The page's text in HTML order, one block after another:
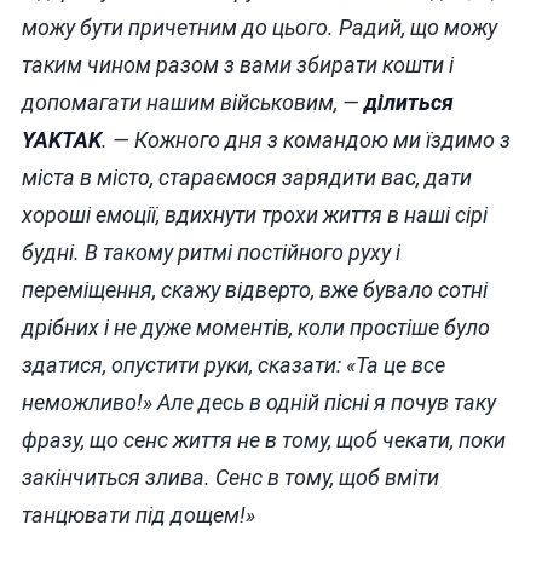
можу бути причетним до цього. Радий, що можу
таким чином разом з вами збирати кошти і
допомагати нашим військовим, —ділиться
YAKTAK. — Кожного дня з командою ми їздимо з
міста в місто, стараємося зарядити вас, дати
хороші емоції, вдихнути трохи життя в наші сірі
будні. В такому ритмі постійного руху і
переміщення, скажу відверто, вже бувало сотні
дрібних і не дуже моментів, коли простіше було
здатися, опустити руки, сказати: «Та це все
неможливо!» Але десь в одній пісні я почув таку
фразу, що сенс життя не в тому, щоб чекати, поки
закінчиться злива. Сенс в тому, щоб вміти
танцювати під дощем!»